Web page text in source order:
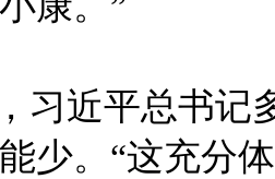
习近平总书记
少。“这充分